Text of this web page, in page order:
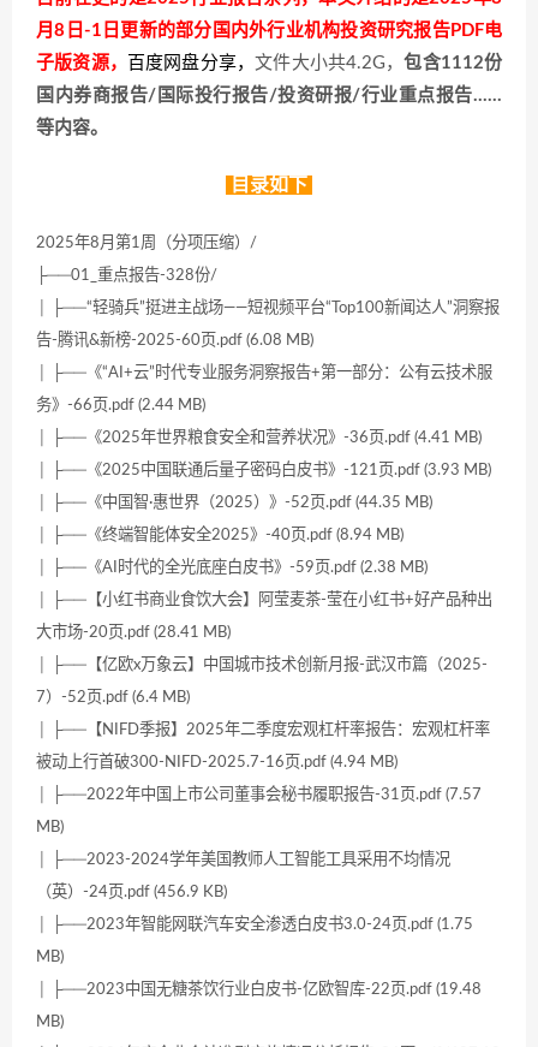
月8日-1日更新的部分国内外行业机构投资研究报告PDF电
子版资源， 百度网盘分享，文件大小共4.2G，包含1112份
国内券商报告/国际投行报告/投资研报/行业重点报告……
等内容。
目录如下
2025年8月第1周（分项压缩）/
├──01_重点报告-328份/
│ ├──“轻骑兵”挺进主战场——短视频平台“Top100新闻达人”洞察报
告-腾讯&新榜-2025-60页.pdf (6.08 MB)
│ ├──《“AI+云”时代专业服务洞察报告+第一部分：公有云技术服
务》-66页.pdf (2.44 MB)
│ ├──《2025年世界粮食安全和营养状况》-36页.pdf (4.41 MB)
│ ├──《2025中国联通后量子密码白皮书》-121页.pdf (3.93 MB)
│ ├──《中国智·惠世界（2025）》-52页.pdf (44.35 MB)
│ ├──《终端智能体安全2025》-40页.pdf (8.94 MB)
│ ├──《AI时代的全光底座白皮书》-59页.pdf (2.38 MB)
│ ├──【小红书商业食饮大会】阿莹麦茶-莹在小红书+好产品种出
大市场-20页.pdf (28.41 MB)
│ ├──【亿欧x万象云】中国城市技术创新月报-武汉市篇（2025-
7）-52页.pdf (6.4 MB)
│ ├──【NIFD季报】2025年二季度宏观杠杆率报告：宏观杠杆率
被动上行首破300-NIFD-2025.7-16页.pdf (4.94 MB)
│ ├──2022年中国上市公司董事会秘书履职报告-31页.pdf (7.57
MB)
│ ├──2023-2024学年美国教师人工智能工具采用不均情况
（英）-24页.pdf (456.9 KB)
│ ├──2023年智能网联汽车安全渗透白皮书3.0-24页.pdf (1.75
MB)
│ ├──2023中国无糖茶饮行业白皮书-亿欧智库-22页.pdf (19.48
MB)